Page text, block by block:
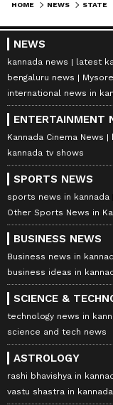
HOME NEWS STATE
NEWS
kannada news latest
bengaluru news
international news in
ENTERTAINMENT
Kannada Cinema News
kannada tv shows
SPORTS NEWS
sports news in kannada
Other Sports News in
BUSINESS NEWS
Business news in
business ideas in
SCIENCE &
technology news in
science and tech news
ASTROLOGY
rashi bhavishya in
vastu shastra in kannada